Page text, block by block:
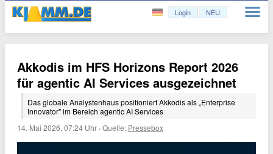
Login NEU
Akkodis im HFS Horizons Report 2026
für agentic AI Services ausgezeichnet
Das globale Analystenhaus positioniert Akkodis als „Enterprise
Innovator" im Bereich agentic AI Services
14. Mai 2026, 07:24 Uhr ·Quelle: Pressebox